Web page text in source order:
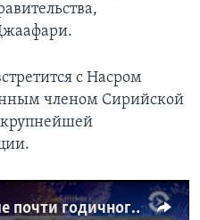
с Насром
членом Сирийской
Сегодня в Женеве после почти годичного перерыва стартовал новый раунд переговоров между сирийским правительством и оппозицией